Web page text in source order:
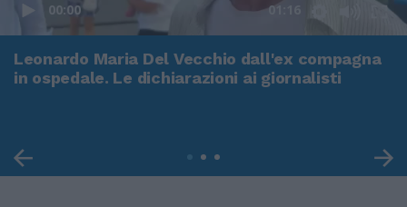
00:00 01:16
Leonardo Maria Del Vecchio dall'ex compagna
in ospedale. Le dichiarazioni ai giornalisti